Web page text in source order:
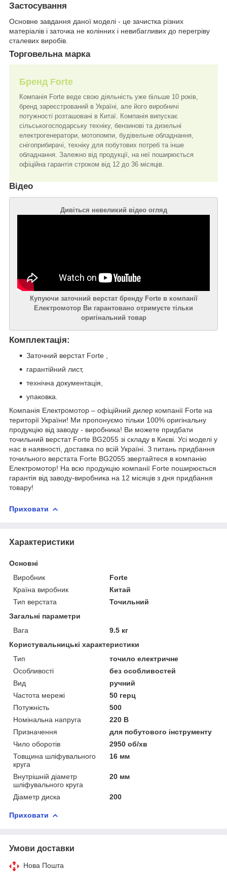
Застосування
Основне завдання даної моделі - це зачистка різних
матеріалів і заточка не колінних і невибагливих до перегріву
сталевих виробів.
Торговельна марка
Бренд Forte
Компанія Forte веде свою діяльність уже більше 10 років,
бренд зареєстрований в Україні, але його виробничі
потужності розташовані в Китаї. Компанія випускає
сільськогосподарську техніку, бензинові та дизельні
електрогенератори, мотопомпи, будівельне обладнання,
снігоприбирачі, техніку для побутових потреб та інше
обладнання. Залежно від продукції, на неї поширюється
офіційна гарантія строком від 12 до 36 місяців.
Відео
Дивіться невеликий відео огляд
Купуючи заточний верстат бренду Forte в компанії
Електромотор Ви гарантовано отримуєте тільки
оригінальний товар
Комплектація:
Заточний верстат Forte ,
гарантійний лист,
технічна документація,
упаковка.
Компанія Електромотор – офіційний дилер компанії Forte на
території України! Ми пропонуємо тільки 100% оригінальну
продукцію від заводу - виробника! Ви можете придбати
точильний верстат Forte BG2055 зі складу в Києві. Усі моделі у
нас в наявності, доставка по всій Україні. З питань придбання
точильного верстата Forte BG2055 звертайтеся в компанію
Електромотор! На всю продукцію компанії Forte поширюється
гарантія від заводу-виробника на 12 місяців з дня придбання
товару!
Приховати
Характеристики
Основні
Виробник
Forte
Країна виробник
Китай
Тип верстата
Точильний
Загальні параметри
Вага
9.5 кг
Користувальницькі характеристики
Тип
точило електричне
Особливості
без особливостей
Вид
ручний
Частота мережі
50 герц
Потужність
500
Номінальна напруга
220 В
Призначення
для побутового інструменту
Чило оборотів
2950 об/хв
Товщина шліфувального
круга
16 мм
Внутрішній діаметр
шліфувального круга
20 мм
Діаметр диска 200
Приховати
Умови доставки
Нова Пошта